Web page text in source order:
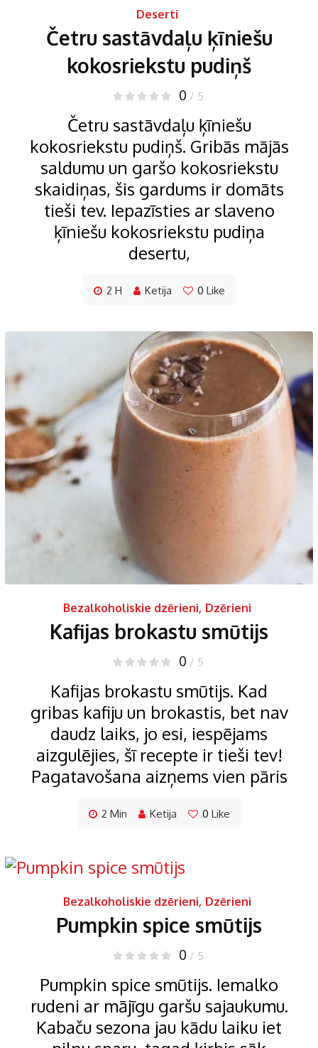
Deserti
Četru sastāvdaļu ķīniešu
kokosriekstu pudiņš
0 / 5
Četru sastāvdaļu ķīniešu
kokosriekstu pudiņš. Gribās mājās
saldumu un garšo kokosriekstu
skaidiņas, šis gardums ir domāts
tieši tev. Iepazīsties ar slaveno
ķīniešu kokosriekstu pudiņa
desertu,
2 H Ketija 0 Like
Bezalkoholiskie dzērieni, Dzērieni
Kafijas brokastu smūtijs
0 / 5
Kafijas brokastu smūtijs. Kad
gribas kafiju un brokastis, bet nav
daudz laiks, jo esi, iespējams
aizgulējies, šī recepte ir tieši tev!
Pagatavošana aizņems vien pāris
2 Min Ketija 0 Like
Bezalkoholiskie dzērieni, Dzērieni
Pumpkin spice smūtijs
0 / 5
Pumpkin spice smūtijs. Iemalko
rudeni ar mājīgu garšu sajaukumu.
Kabaču sezona jau kādu laiku iet